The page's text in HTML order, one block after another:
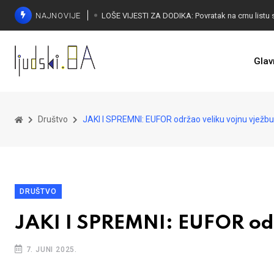
NAJNOVIJE
Društvo JAKI I SPREMNI: EUFOR održao veliku vojnu
DRUŠTVO
JAKI I SPREMNI: EUFOR
7. JUNI 2025.